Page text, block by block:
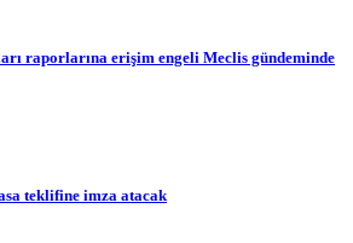
raporlarına erişim engeli Meclis gündeminde
teklifine imza atacak